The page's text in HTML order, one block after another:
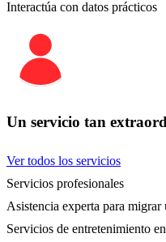
Interactúa con datos prácticos
Un servicio tan
Ver todos los servicios
Servicios profesionales
Asistencia experta para
Servicios de entretenimiento